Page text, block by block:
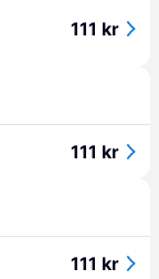
111 kr
111 kr
111 kr